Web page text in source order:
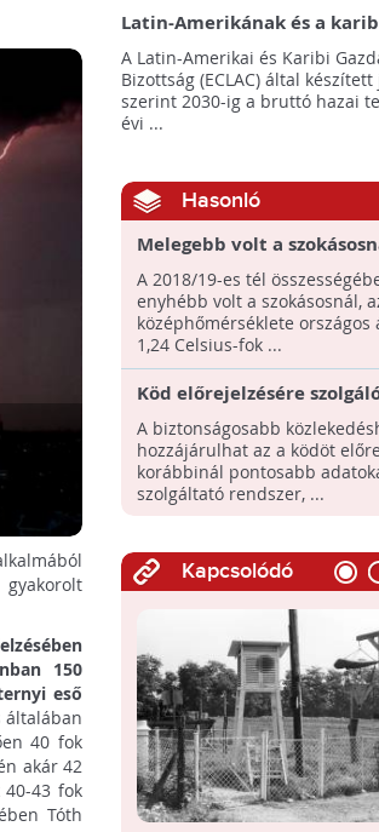
150
eső
általában
40 fok
akár 42
43 fok
Tóth
Latin-Amerikának és a
térségnek növelniük kell
az éghajlatvédelmi célok
A Latin-Amerikai és Karibi
Bizottság (ECLAC) által
szerint 2030-ig a bruttó hazai
évi ...
Hasonló
Melegebb volt a
tél
A 2018/19-es tél
enyhébb volt a szokásosnál,
középhőmérséklete országos
1,24 Celsius-fok ...
Köd előrejelzésére
rendszeren dolgoznak a
Egyetemen
A biztonságosabb
hozzájárulhat az a ködöt
korábbinál pontosabb
szolgáltató rendszer, ...
Kapcsolódó